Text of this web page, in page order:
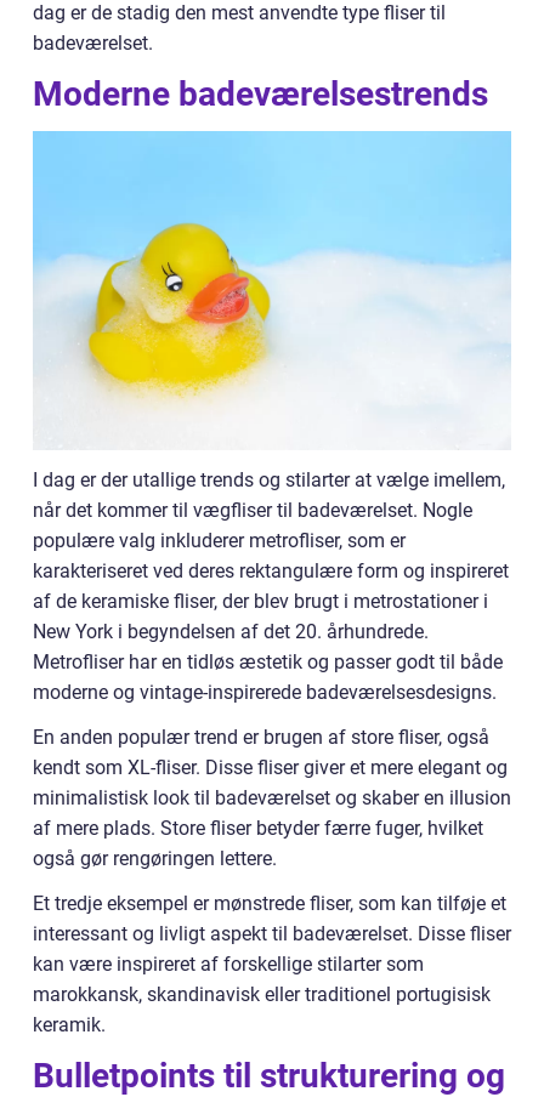
dag er de stadig den mest anvendte type fliser til
badeværelset.
Moderne badeværelsestrends
I dag er der utallige trends og stilarter at vælge imellem,
når det kommer til vægfliser til badeværelset. Nogle
populære valg inkluderer metrofliser, som er
karakteriseret ved deres rektangulære form og inspireret
af de keramiske fliser, der blev brugt i metrostationer i
New York i begyndelsen af det 20. århundrede.
Metrofliser har en tidløs æstetik og passer godt til både
moderne og vintage-inspirerede badeværelsesdesigns.
En anden populær trend er brugen af store fliser, også
kendt som XL-fliser. Disse fliser giver et mere elegant og
minimalistisk look til badeværelset og skaber en illusion
af mere plads. Store fliser betyder færre fuger, hvilket
også gør rengøringen lettere.
Et tredje eksempel er mønstrede fliser, som kan tilføje et
interessant og livligt aspekt til badeværelset. Disse fliser
kan være inspireret af forskellige stilarter som
marokkansk, skandinavisk eller traditionel portugisisk
keramik.
Bulletpoints til strukturering og